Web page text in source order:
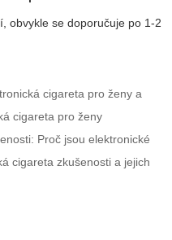
obvykle se doporučuje po 1-2
cigareta pro ženy a
cigareta pro ženy
Proč jsou elektronické
cigareta zkušenosti a jejich